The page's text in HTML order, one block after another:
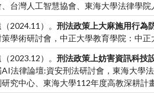
台灣人工智慧協會、東海大學法律學院
2024.11）。 刑法政策上大麻施用行為
學術研討會，中正大學教育學院：中正
2023.12）。 刑法政策上妨害資訊科技
法律論壇:資安刑法研討會，東海大學
究中心、東海大學112年度高教深耕計畫